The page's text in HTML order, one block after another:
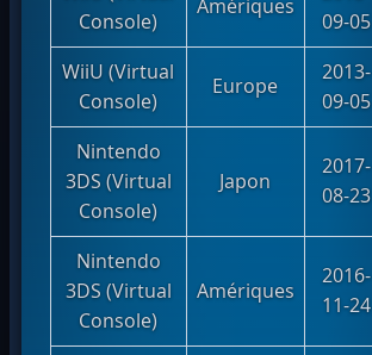
Console)
Amériques
09-05
WiiU (Virtual
Console)
Europe
2013-
09-05
Nintendo
3DS (Virtual
Console)
Japon
2017-
08-23
Nintendo
3DS (Virtual
Console)
Amériques
2016-
11-24